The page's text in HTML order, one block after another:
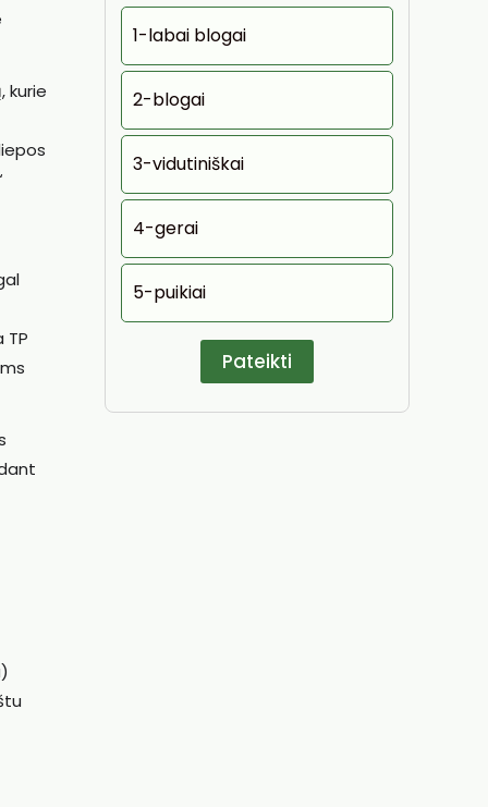
kurie
1-labai blogai
2-blogai
3-vidutiniškai
4-gerai
5-puikiai